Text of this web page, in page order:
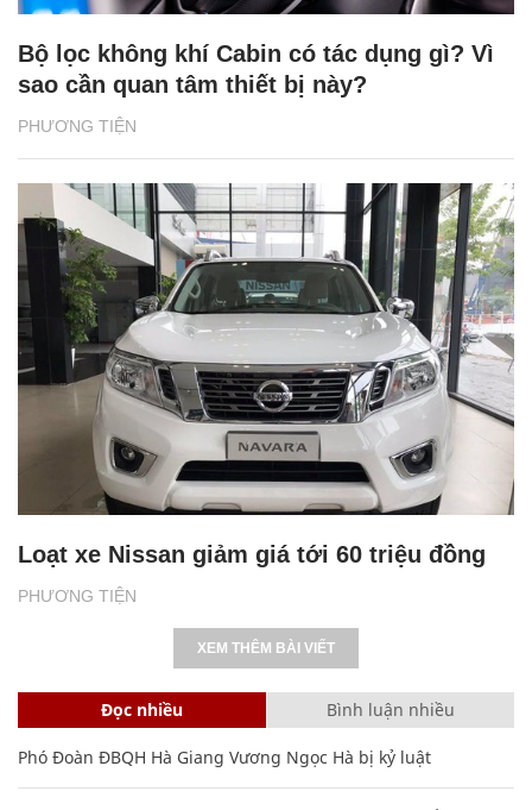
PHƯƠNG TIỆN
Bộ lọc không khí Cabin có tác dụng gì? Vì
sao cần quan tâm thiết bị này?
PHƯƠNG TIỆN
Loạt xe Nissan giảm giá tới 60 triệu đồng
XEM THÊM BÀI VIẾT
Đọc nhiều Bình luận nhiều
Phó Đoàn ĐBQH Hà Giang Vương Ngọc Hà bị kỷ luật